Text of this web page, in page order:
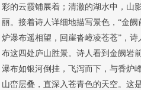
彩的云霞铺展着；清澈的湖水中，山
丽。接着诗人详细地描写景色，“金
炉瀑布遥相望，回崖沓嶂凌苍苍”，
布这四处庐山胜景。诗人看到金阙岩
瀑布如银河倒挂，飞泻而下，与香炉
山峦层叠，直深入苍青色的天空。这